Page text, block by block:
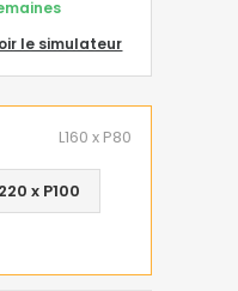
le simulateur
L160 x P80
x P100